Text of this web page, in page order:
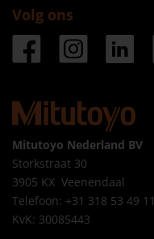
Volg ons
Mitutoyo Nederland BV
Storkstraat 30
3905 KX Veenendaal
Telefoon: +31 318 53 49 11
KvK: 30085443